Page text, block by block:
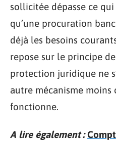
sollicitée dépasse ce qui
qu’une procuration
déjà les besoins
repose sur le principe
protection juridique ne
autre mécanisme
fonctionne.
A lire également :